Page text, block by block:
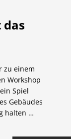
zu einem
Workshop
Spiel
Gebäudes
halten …